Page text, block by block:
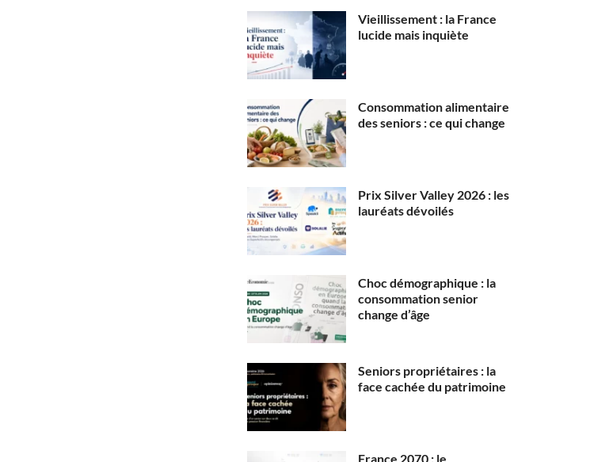
Vieillissement : la France
lucide mais inquiète
Consommation alimentaire
des seniors : ce qui change
Prix Silver Valley 2026 : les
lauréats dévoilés
Choc démographique : la
consommation senior
change d’âge
Seniors propriétaires : la
face cachée du patrimoine
France 2070 : le